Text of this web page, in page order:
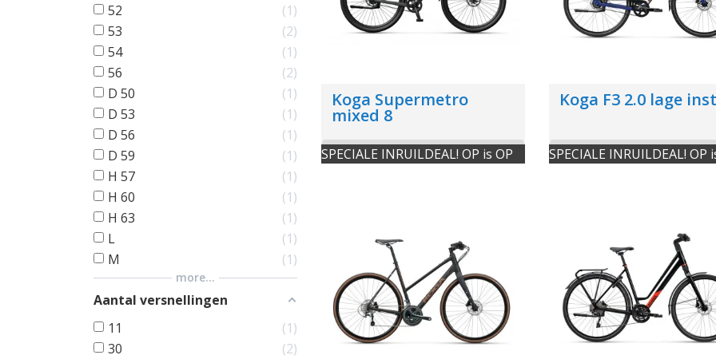
52
1
53
2
54
1
56
2
D 50
1
D 53
1
D 56
1
D 59
1
H 57
1
H 60
1
H 63
1
L
1
M
1
more...
Aantal versnellingen
11
1
30
2
Koga Supermetro
mixed 8
SPECIALE INRUILDEAL! OP is OP
Koga F3 2.0 lage
SPECIALE INRUILDEAL! OP